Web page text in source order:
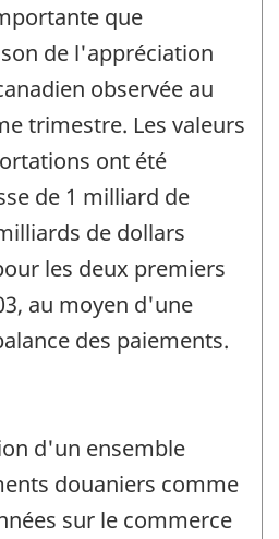
que
de l'appréciation
observée au
trimestre. Les valeurs
ont été
de 1 milliard de
de dollars
les deux premiers
au moyen d'une
des paiements.
d'un ensemble
douaniers comme
sur le commerce